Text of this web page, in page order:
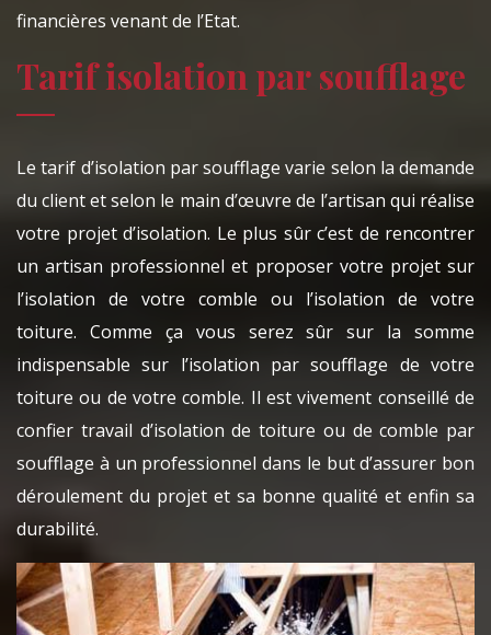
financières venant de l’Etat.
Tarif isolation par soufflage
Le tarif d’isolation par soufflage varie selon la demande
du client et selon le main d’œuvre de l’artisan qui réalise
votre projet d’isolation. Le plus sûr c’est de rencontrer
un artisan professionnel et proposer votre projet sur
l’isolation de votre comble ou l’isolation de votre
toiture. Comme ça vous serez sûr sur la somme
indispensable sur l’isolation par soufflage de votre
toiture ou de votre comble. Il est vivement conseillé de
confier travail d’isolation de toiture ou de comble par
soufflage à un professionnel dans le but d’assurer bon
déroulement du projet et sa bonne qualité et enfin sa
durabilité.